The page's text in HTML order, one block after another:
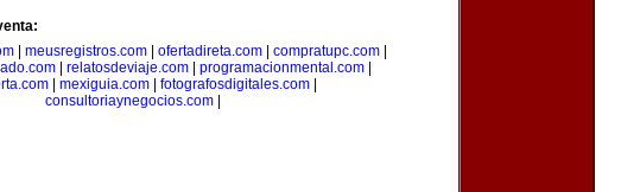
| meusregistros.com| ofertadireta.com| compratupc.com|
| relatosdeviaje.com| programacionmental.com|
mexiguia.com fotografosdigitales.com
consultoriaynegocios.com